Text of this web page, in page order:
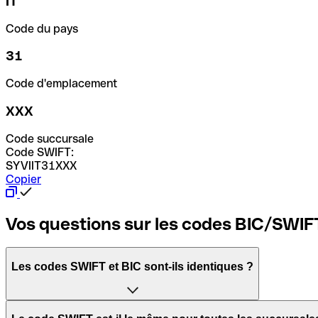
Code du pays
31
Code d'emplacement
XXX
Code succursale
Code SWIFT:
SYVIIT31XXX
Copier
Vos questions sur les codes BIC/
Les codes SWIFT et BIC sont-ils identiques ?